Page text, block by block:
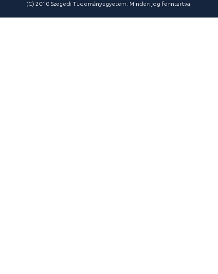
(C) 2010 Szegedi Tudományegyetem. Minden jog fenntartva.